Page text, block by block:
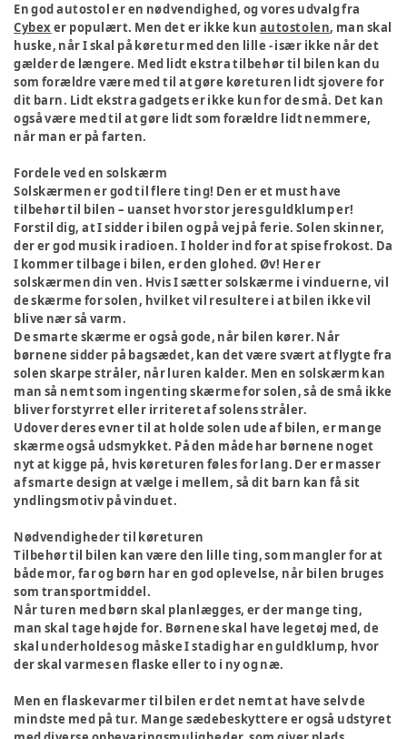
En god autostol er en nødvendighed, og vores udvalg fra
Cybexer populært. Men det er ikke kun autostolen, man skal
huske, når I skal på køretur med den lille - især ikke når det
gælder de længere. Med lidt ekstra tilbehør til bilen kan du
som forældre være med til at gøre køreturen lidt sjovere for
dit barn. Lidt ekstra gadgets er ikke kun for de små. Det kan
også være med til at gøre lidt som forældre lidt nemmere,
når man er på farten.
Fordele ved en solskærm
Solskærmen er god til flere ting! Den er et must have
tilbehør til bilen – uanset hvor stor jeres guldklump er!
Forstil dig, at I sidder i bilen og på vej på ferie. Solen skinner,
der er god musik i radioen. I holder ind for at spise frokost. Da
I kommer tilbage i bilen, er den glohed. Øv! Her er
solskærmen din ven. Hvis I sætter solskærme i vinduerne, vil
de skærme for solen, hvilket vil resultere i at bilen ikke vil
blive nær så varm.
De smarte skærme er også gode, når bilen kører. Når
børnene sidder på bagsædet, kan det være svært at flygte fra
solen skarpe stråler, når luren kalder. Men en solskærm kan
man så nemt som ingenting skærme for solen, så de små ikke
bliver forstyrret eller irriteret af solens stråler.
Udover deres evner til at holde solen ude af bilen, er mange
skærme også udsmykket. På den måde har børnene noget
nyt at kigge på, hvis køreturen føles for lang. Der er masser
af smarte design at vælge i mellem, så dit barn kan få sit
yndlingsmotiv på vinduet.
Nødvendigheder til køreturen
Tilbehør til bilen kan være den lille ting, som mangler for at
både mor, far og børn har en god oplevelse, når bilen bruges
som transportmiddel.
Når turen med børn skal planlægges, er der mange ting,
man skal tage højde for. Børnene skal have legetøj med, de
skal underholdes og måske I stadig har en guldklump, hvor
der skal varmes en flaske eller to i ny og næ.
Men en flaskevarmer til bilen er det nemt at have selv de
mindste med på tur. Mange sædebeskyttere er også udstyret